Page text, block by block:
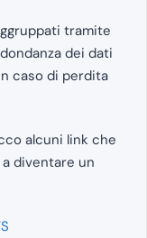
tramite
dei dati
caso di perdita
alcuni link che
diventare un